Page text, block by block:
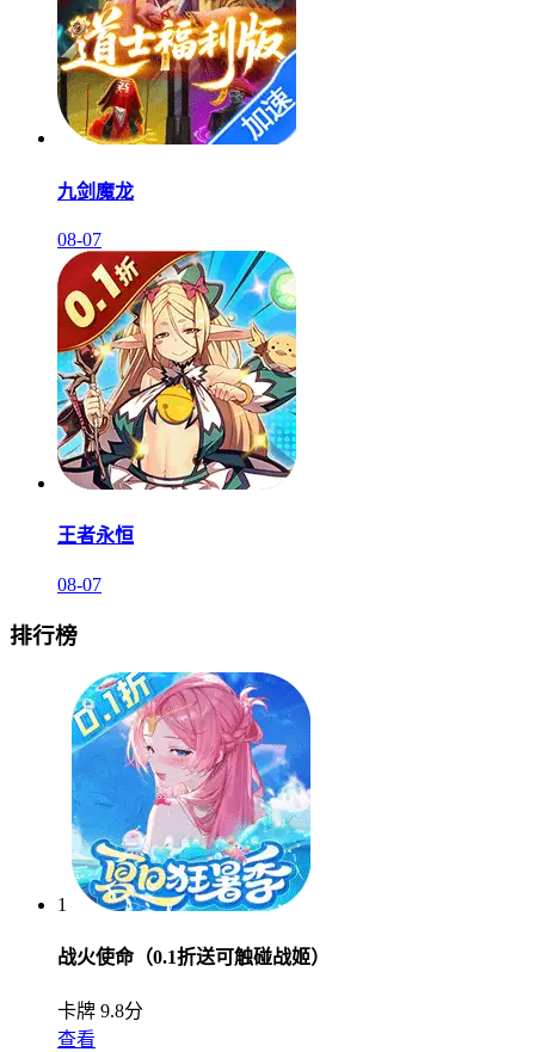
九剑魔龙
08-07
王者永恒
08-07
排行榜
1
战火使命（0.1折送可触碰战姬）
卡牌 9.8分
查看